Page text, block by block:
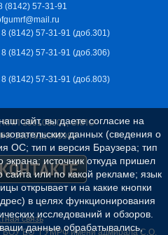
(8142) 57-31-91
8 (8142) 57-31-91 (доб.301)
8 (8142) 57-31-91 (доб.306)
8 (8142) 57-31-91 (доб.803)
КПП 100103001, ОКПО
1037811048989
связь
ВО "ГУМРФ имени адмирала С.О.
сайт, вы даете согласие на
данных (сведения о
ОС; тип и версия Браузера; тип
экрана; источник откуда пришел
сайта или по какой рекламе; язык
открывает и на какие кнопки
в целях функционирования
исследований и обзоров.
данные обрабатывались,